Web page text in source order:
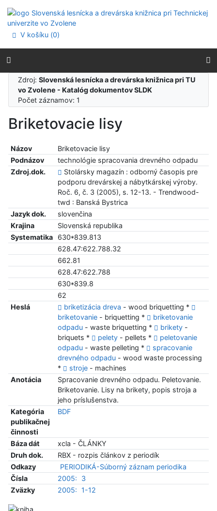
Prejsť na menu
Prehlásenie o webovej prístupnosti
V košíku (0)
Zdroj:Slovenská lesnícka a drevárska knižnica pri TU
vo Zvolene - Katalóg dokumentov SLDK
Počet záznamov: 1
Briketovacie lisy
Názov
Briketovacie lisy
Podnázov
technológie spracovania drevného odpadu
Zdroj.dok.
Stolársky magazín : odborný časopis pre
podporu drevárskej a nábytkárskej výroby.
Roč. 6, č. 3 (2005), s. 12-13. - Trendwood-
twd : Banská Bystrica
Jazyk dok.
slovenčina
Krajina
Slovenská republika
Systematika
630*839.813
628.47:622.788.32
662.81
628.47:622.788
630*839.8
62
Heslá
briketizácia dreva - wood briquetting *
briketovanie- briquetting *
briketovanie
odpadu- waste briquetting * brikety-
briquets *
pelety- pellets *
peletovanie
odpadu- waste pelleting *
spracovanie
drevného odpadu- wood waste processing
*
stroje- machines
Anotácia
Spracovanie drevného odpadu. Peletovanie.
Briketovanie. Lisy na brikety, popis stroja a
jeho príslušenstva.
Kategória
publikačnej
činnosti
BDF
Báza dát
xcla - ČLÁNKY
Druh dok.
RBX - rozpis článkov z periodík
Odkazy
PERIODIKÁ-Súborný záznam periodika
Čísla
2005:
3
Zväzky
2005: 1-12